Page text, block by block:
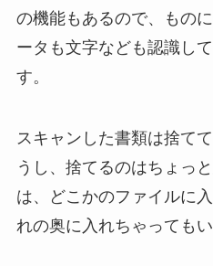
の機能もあるので、もの
ータも文字なども認識し
す。
スキャンした書類は捨て
うし、捨てるのはちょっ
は、どこかのファイルに
れの奥に入れちゃってもい